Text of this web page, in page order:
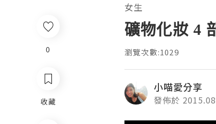
0
收藏
女生
礦物化妝 4
瀏覽次數:1029
小喵愛分享
發佈於